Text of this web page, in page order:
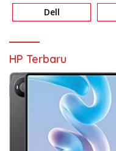
Dell
HP Terbaru